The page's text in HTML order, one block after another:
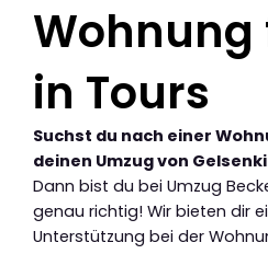
Wohnung
in Tours
Suchst du nach einer
deinen Umzug von
Dann bist du bei Umzug
genau richtig! Wir bieten dir
Unterstützung bei der